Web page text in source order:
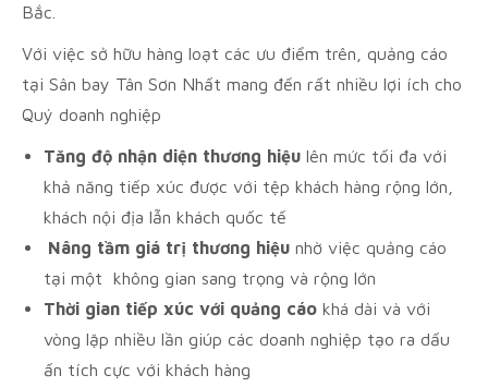
Bắc.
Với việc sở hữu hàng loạt các ưu điểm trên, quảng cáo
tại Sân bay Tân Sơn Nhất mang đến rất nhiều lợi ích cho
Quý doanh nghiệp
Tăng độ nhận diện thương hiệu lên mức tối đa với
khả năng tiếp xúc được với tệp khách hàng rộng lớn,
khách nội địa lẫn khách quốc tế
Nâng tầm giá trị thương hiệu nhờ việc quảng cáo
tại một không gian sang trọng và rộng lớn
Thời gian tiếp xúc với quảng cáo khá dài và với
vòng lặp nhiều lần giúp các doanh nghiệp tạo ra dấu
ấn tích cực với khách hàng